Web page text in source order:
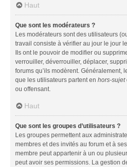
Haut
Que sont les modérateurs ?
Les modérateurs sont des utilisateurs
travail consiste à vérifier au jour le jour
Ils ont le pouvoir de modifier ou
verrouiller, déverrouiller, déplacer,
forums qu’ils modèrent. Généralement,
que les utilisateurs partent en hors-sujet
ou offensant.
Haut
Que sont les groupes d’utilisateurs ?
Les groupes permettent aux
membres et des invités au forum et à
membre peut appartenir à un ou
peut avoir ses permissions. La gestion